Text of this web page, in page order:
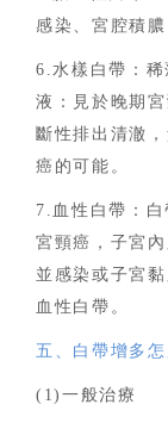
感染、宮腔積
6.水樣白帶：
液：見於晚期
斷性排出清澈
癌的可能。
7.血性白帶：
宮頸癌，子宮內
並感染或子宮
血性白帶。
五、白帶增多怎
(1)一般治療